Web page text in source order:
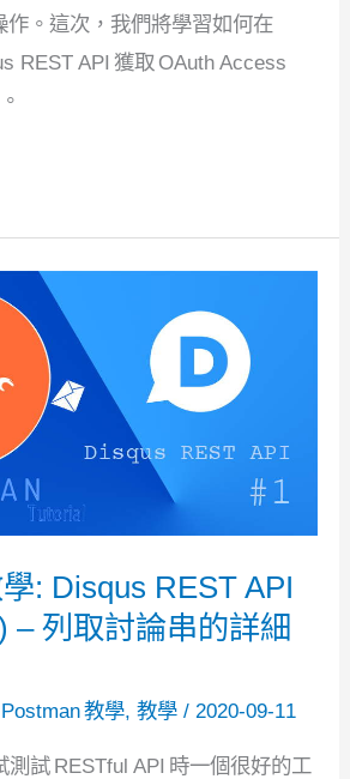
作。這次，我們將學習如何在
REST API 獲取 OAuth Access
: Disqus REST API
– 列取討論串的詳細
Postman 教學, 教學/ 2020-09-11
測試 RESTful API 時一個很好的工